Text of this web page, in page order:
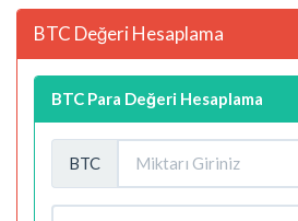
BTC Değeri Hesaplama
BTC Para Değeri Hesaplama
BTC